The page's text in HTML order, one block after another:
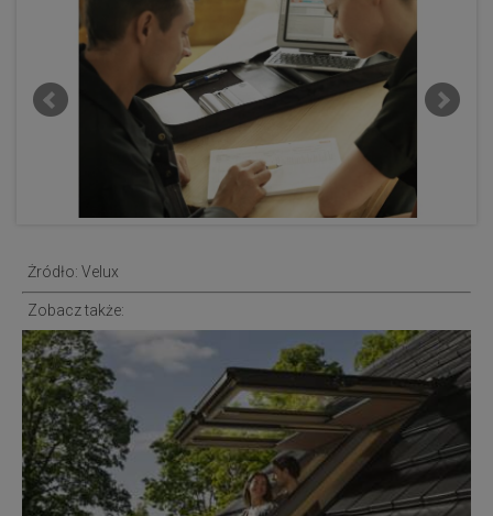
Żródło: Velux
Zobacz także: